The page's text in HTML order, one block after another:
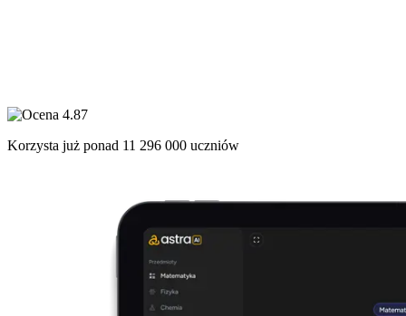
Korzysta już ponad 11 296 000 uczniów